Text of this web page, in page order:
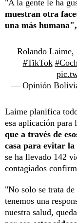
"A la gente le ha
muestran otra
una más humana",
Rolando Laime,
#TikTok
— Opinión
Laime planifica
esa aplicación para
que a través de
casa para evitar
se ha llevado 142
contagiados
"No solo se trata
tenemos una
nuestra salud,